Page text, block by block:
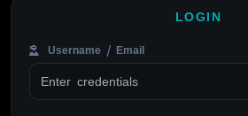
LOGIN
Username / Email